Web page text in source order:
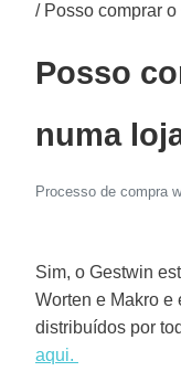
/ Posso comprar
Posso
numa
Processo de compra
Sim, o Gestwin
Worten e Makro e
distribuídos por
aqui.